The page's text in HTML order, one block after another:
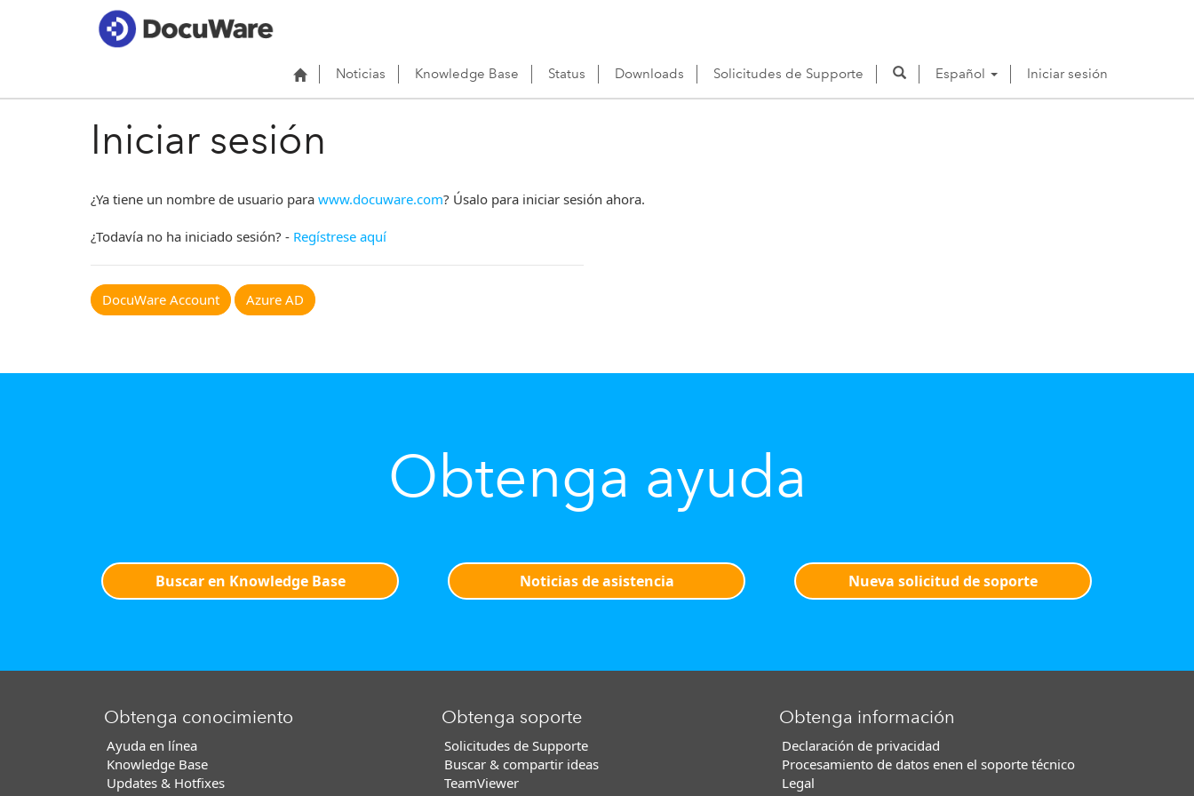
Noticias Knowledge Base Status Downloads Solicitudes de Supporte Español Iniciar sesión
Iniciar sesión
¿Ya tiene un nombre de usuario para www.docuware.com? Úsalo para iniciar sesión ahora.
¿Todavía no ha iniciado sesión? - Regístrese aquí
DocuWare Account Azure AD
Obtenga ayuda
Buscar en Knowledge Base Noticias de asistencia Nueva solicitud de soporte
Obtenga conocimiento
Ayuda en línea
Knowledge Base
Updates & Hotfixes
Obtenga soporte
Solicitudes de Supporte
Buscar & compartir ideas
TeamViewer
Obtenga información
Declaración de privacidad
Procesamiento de datos enen el soporte técnico
Legal